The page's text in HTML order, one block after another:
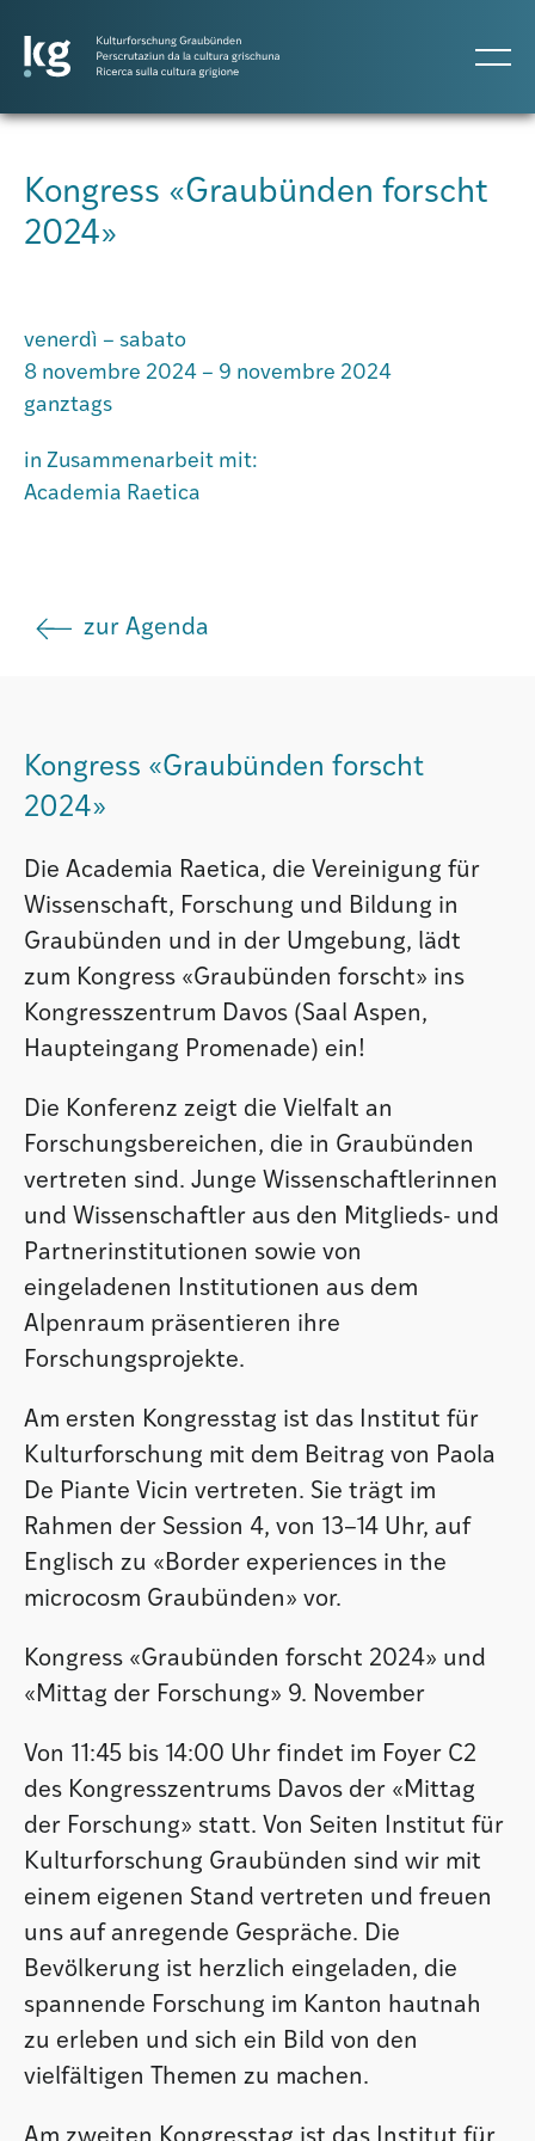
Progetti
Persone
Agenda
Kongress «Graubünden forscht
2024»
venerdì – sabato
8 novembre 2024 – 9 novembre 2024
ganztags
in Zusammenarbeit mit:
Academia Raetica
zur Agenda
Kongress «Graubünden forscht
2024»
Die Academia Raetica, die Vereinigung für
Wissenschaft, Forschung und Bildung in
Graubünden und in der Umgebung, lädt
zum Kongress «Graubünden forscht» ins
Kongresszentrum Davos (Saal Aspen,
Haupteingang Promenade) ein!
Die Konferenz zeigt die Vielfalt an
Forschungsbereichen, die in Graubünden
vertreten sind. Junge Wissenschaftlerinnen
und Wissenschaftler aus den Mitglieds- und
Partnerinstitutionen sowie von
eingeladenen Institutionen aus dem
Alpenraum präsentieren ihre
Forschungsprojekte.
Am ersten Kongresstag ist das Institut für
Kulturforschung mit dem Beitrag von Paola
De Piante Vicin vertreten. Sie trägt im
Rahmen der Session 4, von 13–14 Uhr, auf
Englisch zu «Border experiences in the
microcosm Graubünden» vor.
Kongress «Graubünden forscht 2024» und
«Mittag der Forschung» 9. November
Von 11:45 bis 14:00 Uhr findet im Foyer C2
des Kongresszentrums Davos der «Mittag
der Forschung» statt. Von Seiten Institut für
Kulturforschung Graubünden sind wir mit
einem eigenen Stand vertreten und freuen
uns auf anregende Gespräche. Die
Bevölkerung ist herzlich eingeladen, die
spannende Forschung im Kanton hautnah
zu erleben und sich ein Bild von den
vielfältigen Themen zu machen.